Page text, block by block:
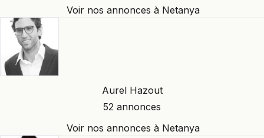
Voir nos annonces à Netanya
Aurel Hazout
52 annonces
Voir nos annonces à Netanya